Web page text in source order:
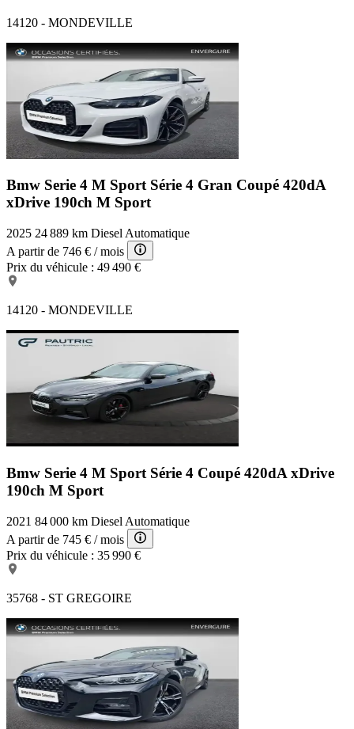
14120 - MONDEVILLE
Bmw Serie 4 M Sport Série 4 Gran Coupé 420dA
xDrive 190ch M Sport
2025 24 889 km Diesel Automatique
A partir de 746 € / mois
Prix du véhicule : 49 490 €
14120 - MONDEVILLE
Bmw Serie 4 M Sport Série 4 Coupé 420dA xDrive
190ch M Sport
2021 84 000 km Diesel Automatique
A partir de 745 € / mois
Prix du véhicule : 35 990 €
35768 - ST GREGOIRE